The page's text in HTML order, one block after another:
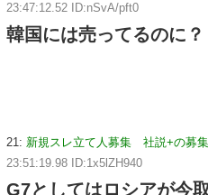
23:47:12.52 ID:nSvA/pft0
韓国には売ってるのに？
21: 新規スレ立て人募集 社説+の募
23:51:19.98 ID:1x5lZH940
G7としてはロシアが今